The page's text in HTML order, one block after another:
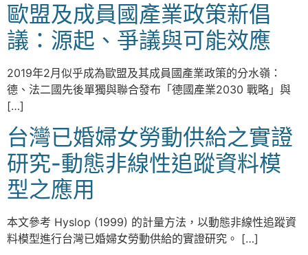
歐盟及成員國產業政策新倡
議：源起、爭議與可能效應
2019年2月似乎成為歐盟及其成員國產業政策的分水嶺：
德、法二國先後單獨與聯合發布「德國產業2030 戰略」與
[…]
台灣已婚婦女勞動供給之實證
研究-動態非線性追蹤資料模
型之應用
本文參考 Hyslop (1999) 的計量方法，以動態非線性追蹤資
料模型進行台灣已婚婦女勞動供給的實證研究。 […]